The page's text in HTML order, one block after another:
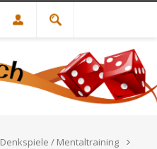
Denkspiele / Mentaltraining